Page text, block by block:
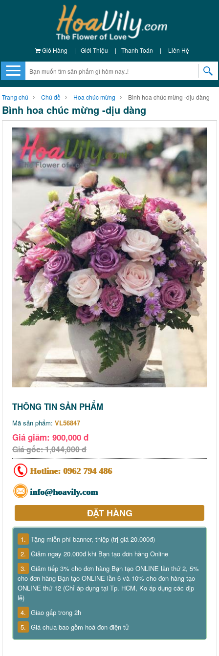
Giỏ Hàng | Giới Thiệu | Thanh Toán | Liên Hệ
Trang chủ Chủ đề Hoa chúc mừng Bình hoa chúc mừng -dịu dàng
Bình hoa chúc mừng -dịu dàng
THÔNG TIN SẢN PHẨM
Mã sản phẩm: VL56847
Giá giảm: 900,000 đ
Giá gốc: 1,044,000 đ
Hotline: 0962 794 486
info@hoavily.com
ĐẶT HÀNG
1. Tặng miễn phí banner, thiệp (trị giá 20.000đ)
2. Giảm ngay 20.000đ khi Bạn tạo đơn hàng Online
3. Giảm tiếp 3% cho đơn hàng Bạn tạo ONLINE lần thứ 2, 5%
cho đơn hàng Bạn tạo ONLINE lần 6 và 10% cho đơn hàng tạo
ONLINE thứ 12 (Chỉ áp dụng tại Tp. HCM, Ko áp dụng các dịp
lễ)
4. Giao gấp trong 2h
5. Giá chưa bao gồm hoá đơn điện tử